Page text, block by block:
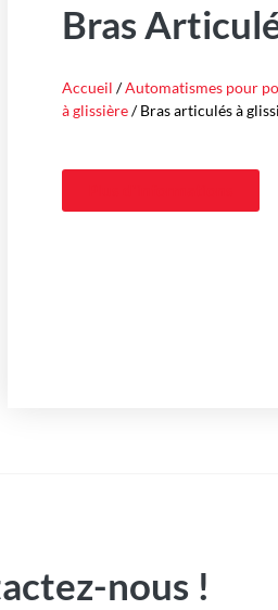
Bras
Accueil /Automatismes pour
à glissière/ Bras articulés à
nous !